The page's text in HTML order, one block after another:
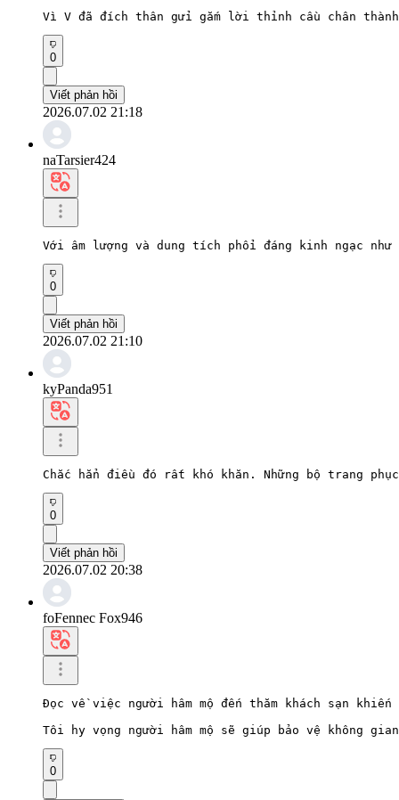
Vì V đã đích thân gửi gắm lời thỉnh cầu chân
0
Viết phản hồi
2026.07.02 21:18
naTarsier424
Với âm lượng và dung tích phổi đáng kinh ngạc
0
Viết phản hồi
2026.07.02 21:10
kyPanda951
Chắc hẳn điều đó rất khó khăn. Những bộ trang
0
Viết phản hồi
2026.07.02 20:38
foFennec Fox946
Đọc về việc người hâm mộ đến thăm khách sạn
Tôi hy vọng người hâm mộ sẽ giúp bảo vệ không
0